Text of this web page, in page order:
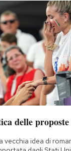
delle
vecchia idea di